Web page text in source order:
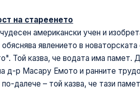
на стареенето
американски учен и
явлението в
Той казва, че водата има памет.
д-р Масару Емото и ранните
далече – той казва, че тази